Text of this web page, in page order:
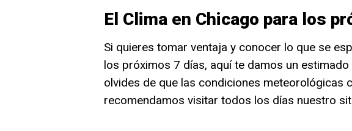
El Clima en Chicago para los
Si quieres tomar ventaja y conocer lo que se
los próximos 7 días, aquí te damos un
olvides de que las condiciones meteorológicas
recomendamos visitar todos los días nuestro